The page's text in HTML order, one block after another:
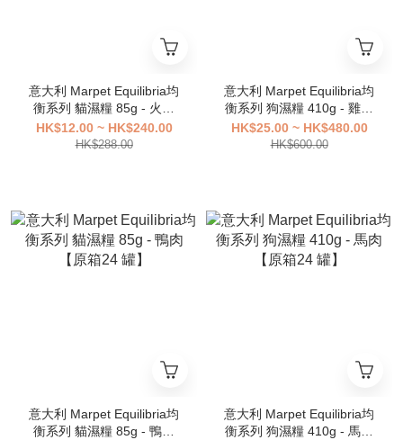
意大利 Marpet Equilibria均
衡系列 貓濕糧 85g - 火雞
【原箱24 罐】
HK$12.00 ~ HK$240.00
HK$288.00
意大利 Marpet Equilibria均
衡系列 狗濕糧 410g - 雞肉
【原箱24 罐】
HK$25.00 ~ HK$480.00
HK$600.00
意大利 Marpet Equilibria均
衡系列 貓濕糧 85g - 鴨肉
意大利 Marpet Equilibria均
衡系列 狗濕糧 410g - 馬肉